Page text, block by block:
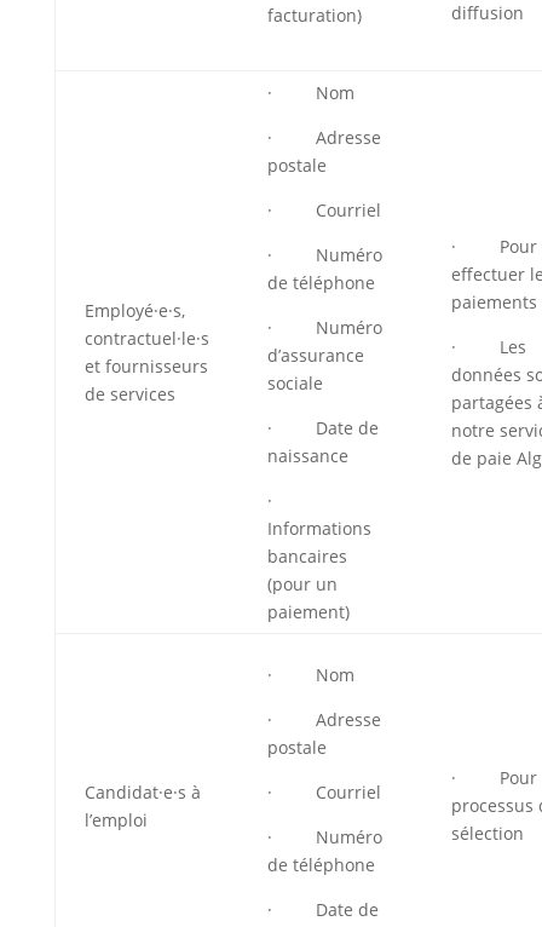
facturation)
diffusion
Employé·e·s,
contractuel·le·s
et fournisseurs
de services
· Nom
· Adresse
postale
· Courriel
· Numéro
de téléphone
· Numéro
d’assurance
sociale
· Date de
naissance
·
Informations
bancaires
(pour un
paiement)
· Pour
effectuer
paiements
· Les
données
partagées
notre
de paie
Candidat·e·s à
l’emploi
· Nom
· Adresse
postale
· Courriel
· Numéro
de téléphone
· Date de
· Pour
processus
sélection